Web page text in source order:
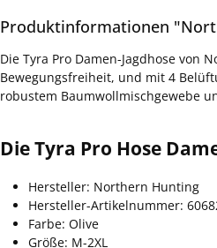
Produktinformationen
Die Tyra Pro Damen-Jagdhose
Bewegungsfreiheit, und mit 4
robustem Baumwollmischgewebe
Die Tyra Pro Hose
Hersteller: Northern Hunting
Hersteller-Artikelnummer:
Farbe: Olive
Größe: M-2XL